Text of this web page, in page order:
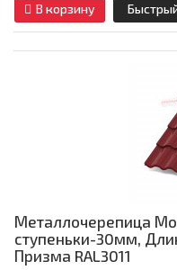
В корзину
Металлочерепица
ступеньки-30мм,
Призма RAL3011